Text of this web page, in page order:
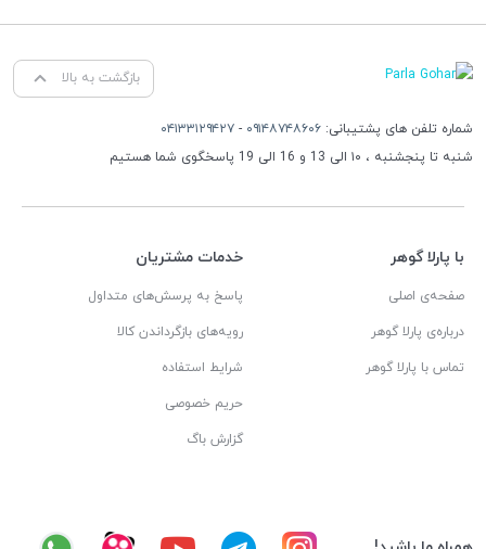
بازگشت به بالا
شماره تلفن های پشتیبانی: ۰۹۱۴۸۷۴۸۶۰۶ - ۰۴۱۳۳۱۲۹۴۲۷
شنبه تا پنجشنبه ، ۱۰ الی 13 و 16 الی 19 پاسخگوی شما هستیم
با پارلا گوهر
صفحه‌ی اصلی
درباره‌ی پارلا گوهر
تماس با پارلا گوهر
خدمات مشتریان
پاسخ به پرسش‌های متداول
رویه‌های بازگرداندن کالا
شرایط استفاده
حریم خصوصی
گزارش باگ